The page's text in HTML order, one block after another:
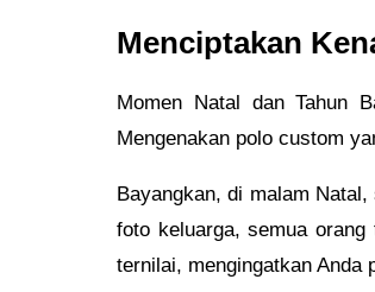
Menciptakan
Momen Natal dan Tahun
Mengenakan polo custom
Bayangkan, di malam
foto keluarga, semua
ternilai, mengingatkan Anda